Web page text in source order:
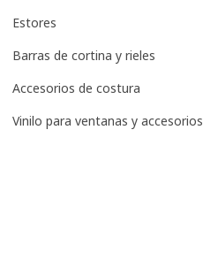
Estores
Barras de cortina y rieles
Accesorios de costura
Vinilo para ventanas y accesorios